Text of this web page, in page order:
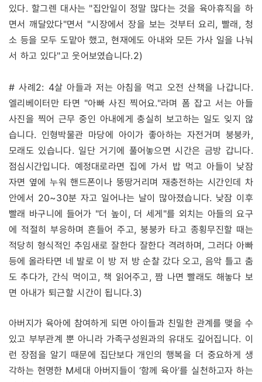
있다. 할그렌 대사는 "집안일이 정말 많다는 것을 육아휴직을 하
면서 깨달았다"면서 "시장에서 장을 보는 것부터 요리, 빨래, 청
소 등을 모두 도맡아 했고, 현재에도 아내와 모든 가사 일을 나눠
서 하고 있다"고 웃어보였습니다.2)
# 사례2: 4살 아들과 저는 아침을 먹고 오전 산책을 나갑니다.
엘리베이터만 타면 "아빠 사진 찍어요."라며 폼 잡고 서는 아들
사진을 찍어 근무 중인 아내에게 충실히 보고하는 일도 잊지 않
습니다. 인형박물관 마당에 아이가 좋아하는 자전거며 붕붕카,
모래도 있습니다. 일단 거기에 풀어놓으면 시간은 금방 갑니다.
점심시간입니다. 예정대로라면 집에 가서 밥 먹고 아들이 낮잠
자면 옆에 누워 핸드폰이나 뚱땅거리며 재충전하는 시간인데 차
안에서 20~30분 자고 일어나는 날이 많아졌습니다. 낮잠 이후
빨래 바구니에 들어가 "더 높이, 더 세게"를 외치는 아들의 요구
에 적절히 부응하며 흔들어 주고, 붕붕카 타고 종횡무진할 때는
적당히 형식적인 추임새로 잘한다 잘한다 격려하며, 그러다 아빠
등에 올라타면 네 발로 이 방 저 방 순찰 갔다 오고, 음악 틀고 춤
도 추다가, 간식 먹이고, 책 읽어주고, 짬 나면 빨래도 해놓다 보
면 아내가 퇴근할 시간이 됩니다.3)
아버지가 육아에 참여하게 되면 아이들과 친밀한 관계를 맺을 수
있고 부부관계 뿐 아니라 가족구성원과의 유대도 깊어집니다. 이
런 장점을 알기 때문에 집단보다 개인의 행복을 더 중요하게 생
각하는 현명한 M세대 아버지들이 ‘함께 육아’를 실천하고자 하는